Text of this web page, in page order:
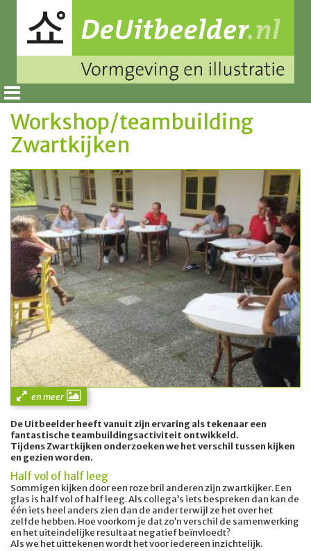
Workshop/teambuilding
Zwartkijken
en meer
De Uitbeelder heeft vanuit zijn ervaring als tekenaar een
fantastische teambuildingsactiviteit ontwikkeld.
Tijdens Zwartkijken onderzoeken we het verschil tussen kijken
en gezien worden.
Half vol of half leeg
Sommigen kijken door een roze bril anderen zijn zwartkijker. Een
glas is half vol of half leeg. Als collega’s iets bespreken dan kan de
één iets heel anders zien dan de ander terwijl ze het over het
zelfde hebben. Hoe voorkom je dat zo’n verschil de samenwerking
en het uiteindelijke resultaat negatief beïnvloedt?
Als we het uittekenen wordt het voor iedereen inzichtelijk.